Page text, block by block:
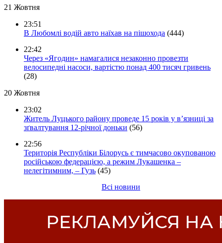
21 Жовтня
23:51
В Любомлі водій авто наїхав на пішохода (444)
22:42
Через «Ягодин» намагалися незаконно провезти
велосипедні насоси, вартістю понад 400 тисяч гривень
(28)
20 Жовтня
23:02
Житель Луцького району проведе 15 років у в’язниці за
зґвалтування 12-річної доньки (56)
22:56
Територія Республіки Білорусь є тимчасово окупованою
російською федерацією, а режим Лукашенка –
нелегітимним, – Гузь (45)
Всі новини